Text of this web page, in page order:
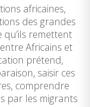
africaines,
des grandes
qu’ils remettent
Africains et
prétend,
saisir ces
comprendre
par les migrants